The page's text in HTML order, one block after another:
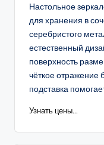
Настольное
для хранения в
серебристого
естественный
поверхность
чёткое отражение
подставка
Узнать цены...